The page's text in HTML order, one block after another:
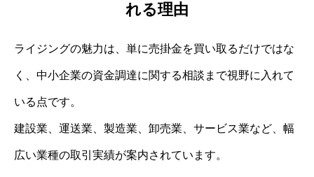
れる理由
ライジングの魅力は、単に売掛金を買い取るだけではな
く、中小企業の資金調達に関する相談まで視野に入れて
いる点です。
建設業、運送業、製造業、卸売業、サービス業など、幅
広い業種の取引実績が案内されています。